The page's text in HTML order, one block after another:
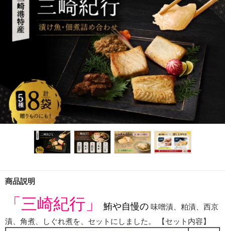
商品説明
「三崎紀行」 鮪や自慢の 味噌漬、粕漬、西京
漬、角煮、しぐれ煮を、セットにしました。 【セット内容】